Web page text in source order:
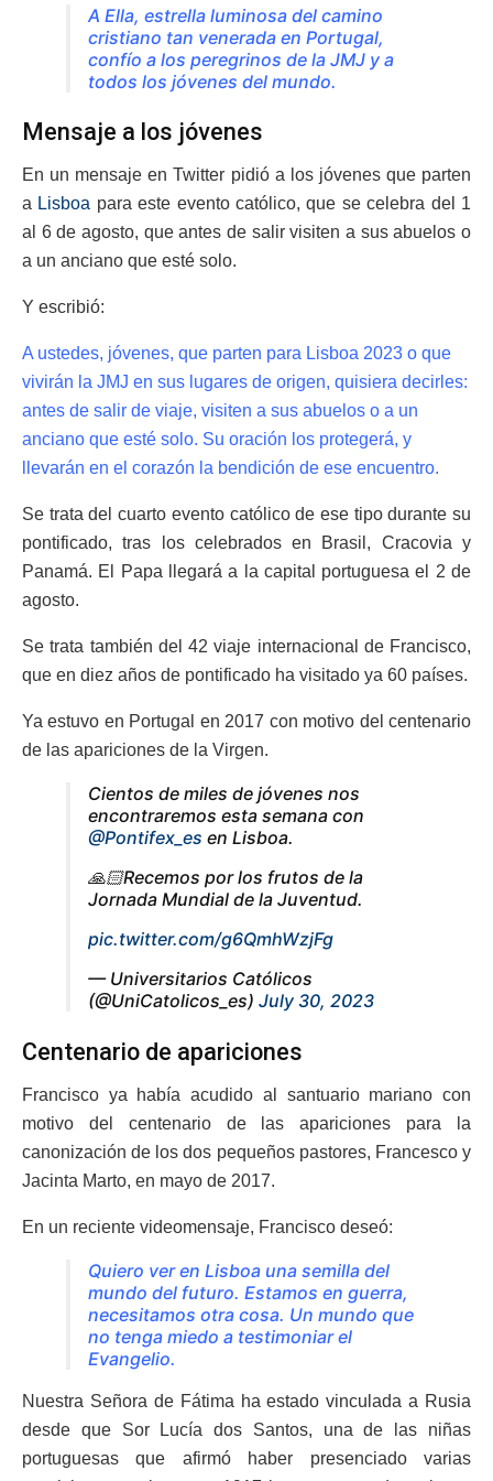
A Ella, estrella luminosa del camino
cristiano tan venerada en Portugal,
confío a los peregrinos de la JMJ y a
todos los jóvenes del mundo.
Mensaje a los jóvenes
En un mensaje en Twitter pidió a los jóvenes que parten
a Lisboa para este evento católico, que se celebra del 1
al 6 de agosto, que antes de salir visiten a sus abuelos o
a un anciano que esté solo.
Y escribió:
A ustedes, jóvenes, que parten para Lisboa 2023 o que
vivirán la JMJ en sus lugares de origen, quisiera decirles:
antes de salir de viaje, visiten a sus abuelos o a un
anciano que esté solo. Su oración los protegerá, y
llevarán en el corazón la bendición de ese encuentro.
Se trata del cuarto evento católico de ese tipo durante su
pontificado, tras los celebrados en Brasil, Cracovia y
Panamá. El Papa llegará a la capital portuguesa el 2 de
agosto.
Se trata también del 42 viaje internacional de Francisco,
que en diez años de pontificado ha visitado ya 60 países.
Ya estuvo en Portugal en 2017 con motivo del centenario
de las apariciones de la Virgen.
Cientos de miles de jóvenes nos
encontraremos esta semana con
@Pontifex_es en Lisboa.
🙏🏻Recemos por los frutos de la
Jornada Mundial de la Juventud.
pic.twitter.com/g6QmhWzjFg
— Universitarios Católicos
(@UniCatolicos_es) July 30, 2023
Centenario de apariciones
Francisco ya había acudido al santuario mariano con
motivo del centenario de las apariciones para la
canonización de los dos pequeños pastores, Francesco y
Jacinta Marto, en mayo de 2017.
En un reciente videomensaje, Francisco deseó:
Quiero ver en Lisboa una semilla del
mundo del futuro. Estamos en guerra,
necesitamos otra cosa. Un mundo que
no tenga miedo a testimoniar el
Evangelio.
Nuestra Señora de Fátima ha estado vinculada a Rusia
desde que Sor Lucía dos Santos, una de las niñas
portuguesas que afirmó haber presenciado varias